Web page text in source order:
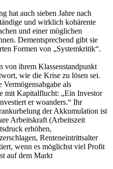
hat auch sieben Jahre nach
und wirklich kohärente
und einer möglichen
Dementsprechend gibt sie
Formen von „Systemkritik“.
von ihrem Klassenstandpunkt
wie die Krise zu lösen sei.
als
mit Kapitalflucht: „Ein Investor
er woanders.“ Ihr
der Akkumulation ist
Arbeitskraft (Arbeitszeit
erhöhen,
Renteneintrittsalter
wenn es möglichst viel Profit
auf dem Markt